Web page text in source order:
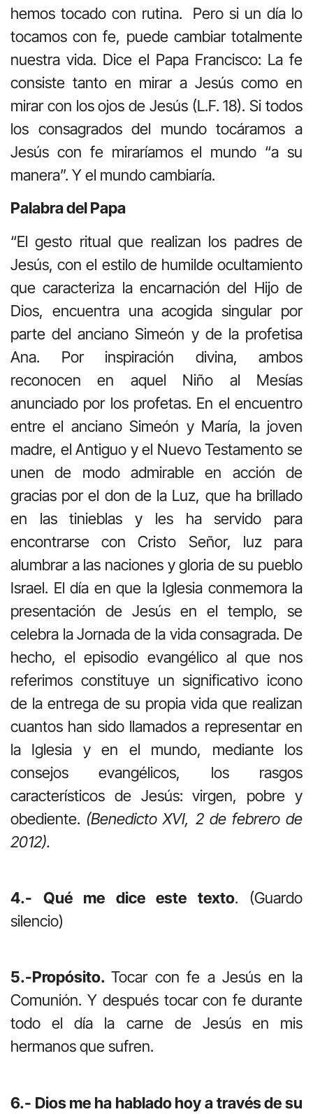
hemos tocado con rutina. Pero si un día lo
tocamos con fe, puede cambiar totalmente
nuestra vida. Dice el Papa Francisco: La fe
consiste tanto en mirar a Jesús como en
mirar con los ojos de Jesús (L.F. 18). Si todos
los consagrados del mundo tocáramos a
Jesús con fe miraríamos el mundo “a su
manera”. Y el mundo cambiaría.
Palabra del Papa
“El gesto ritual que realizan los padres de
Jesús, con el estilo de humilde ocultamiento
que caracteriza la encarnación del Hijo de
Dios, encuentra una acogida singular por
parte del anciano Simeón y de la profetisa
Ana. Por inspiración divina, ambos
reconocen en aquel Niño al Mesías
anunciado por los profetas. En el encuentro
entre el anciano Simeón y María, la joven
madre, el Antiguo y el Nuevo Testamento se
unen de modo admirable en acción de
gracias por el don de la Luz, que ha brillado
en las tinieblas y les ha servido para
encontrarse con Cristo Señor, luz para
alumbrar a las naciones y gloria de su pueblo
Israel. El día en que la Iglesia conmemora la
presentación de Jesús en el templo, se
celebra la Jornada de la vida consagrada. De
hecho, el episodio evangélico al que nos
referimos constituye un significativo icono
de la entrega de su propia vida que realizan
cuantos han sido llamados a representar en
la Iglesia y en el mundo, mediante los
consejos evangélicos, los rasgos
característicos de Jesús: virgen, pobre y
obediente. (Benedicto XVI, 2 de febrero de
2012).
4.- Qué me dice este texto. (Guardo
silencio)
5.-Propósito.Tocar con fe a Jesús en la
Comunión. Y después tocar con fe durante
todo el día la carne de Jesús en mis
hermanos que sufren.
6.- Dios me ha hablado hoy a través de su